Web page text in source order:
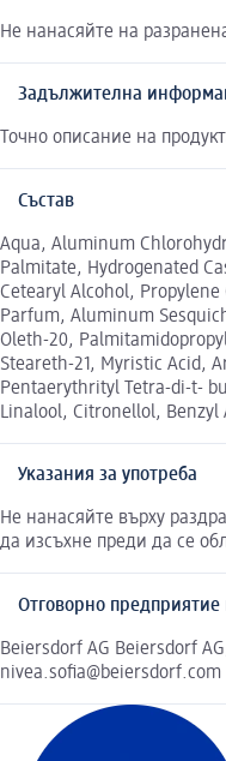
Не нанасяйте на
Задължителна
Точно описание на
Състав
Aqua, Aluminum
Palmitate, Hydrogenated
Cetearyl Alcohol,
Parfum, Aluminum
Oleth-20,
Steareth-21, Myristic Acid,
Pentaerythrityl Tetra-di-t-
Linalool, Citronellol, Benzyl
Указания за употреба
Не нанасяйте върху
да изсъхне преди да се
Отговорно предприятие
Beiersdorf AG Beiersdorf
nivea.sofia@beiersdorf.com